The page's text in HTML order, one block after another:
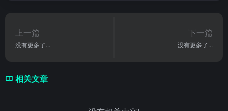
上一篇
没有更多了...
下一篇
没有更多了...
相关文章